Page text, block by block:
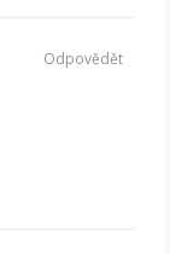
Odpovědět